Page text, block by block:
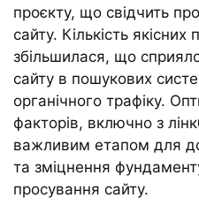
проєкту, що свідчить
сайту. Кількість якісних
збільшилася, що
сайту в пошукових
органічного трафіку.
факторів, включно з
важливим етапом для
та зміцнення
просування сайту.